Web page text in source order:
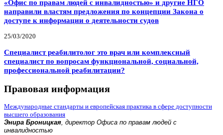
«Офис по правам людей с инвалидностью» и другие НГО
направили властям предложения по концепции Закона о
доступе к информации о деятельности судов
25/03/2020
Специалист реабилитолог это врач или комплексный
специалист по вопросам функциональной, социальной,
профессиональной реабилитации?
Правовая информация
Международные стандарты и европейская практика в сфере доступности
высшего образования
Энира Броницкая, директор Офиса по правам людей с
инвалидностью